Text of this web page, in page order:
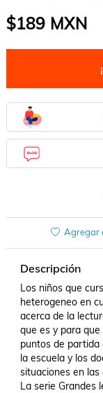
$189MXN
Agregar
Descripción
Los niños que
heterogeneo en
acerca de la
que es y para
puntos de partida
la escuela y los
situaciones en
La serie Grandes